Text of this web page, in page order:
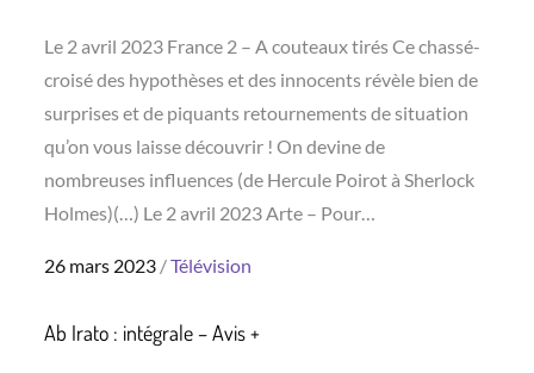
Le 2 avril 2023 France 2 – A couteaux tirés Ce chassé-
croisé des hypothèses et des innocents révèle bien de
surprises et de piquants retournements de situation
qu’on vous laisse découvrir ! On devine de
nombreuses influences (de Hercule Poirot à Sherlock
Holmes)(…) Le 2 avril 2023 Arte – Pour…
Posted
26 mars 2023 Télévision
Ab Irato : intégrale – Avis +